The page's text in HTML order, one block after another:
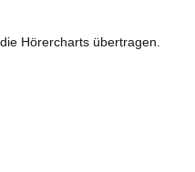
Hörercharts übertragen.